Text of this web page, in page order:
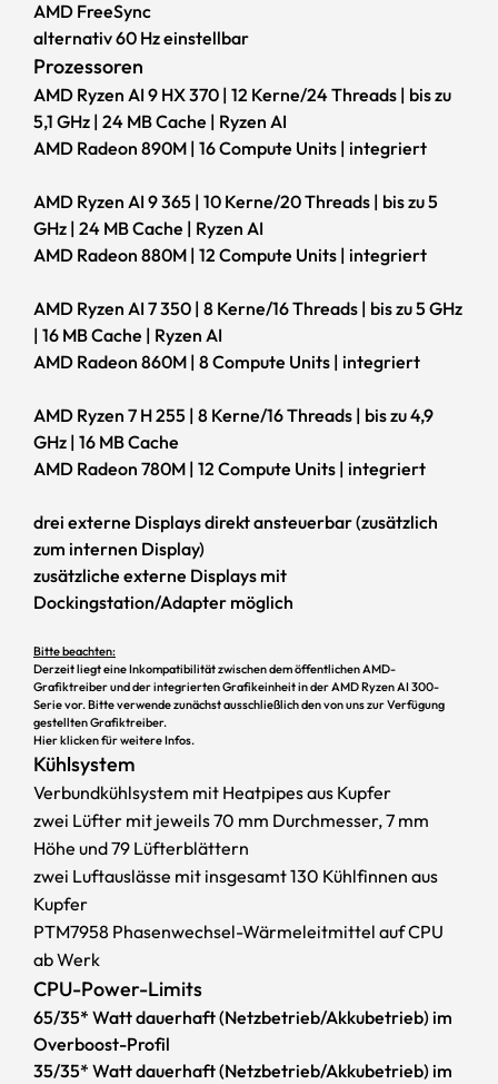
Wärmeleitfähigkeit des Chassis und fungiert ergänzend
zum Dual-Lüfter-Kühlsystem als zusätzlicher, passiver
Kühlkörper für die im Inneren verbaute Hardware.
AMD Krackan und Strix Point
Beeindruckende Leistung und
Effizienz
AMD FreeSync
alternativ 60 Hz einstellbar
Prozessoren
AMD Ryzen AI 9 HX 370 | 12 Kerne/24 Threads | bis zu
5,1 GHz | 24 MB Cache | Ryzen AI
AMD Radeon 890M | 16 Compute Units | integriert
AMD Ryzen AI 9 365 | 10 Kerne/20 Threads | bis zu 5
GHz | 24 MB Cache | Ryzen AI
AMD Radeon 880M | 12 Compute Units | integriert
AMD Ryzen AI 7 350 | 8 Kerne/16 Threads | bis zu 5 GHz
| 16 MB Cache | Ryzen AI
AMD Radeon 860M | 8 Compute Units | integriert
AMD Ryzen 7 H 255 | 8 Kerne/16 Threads | bis zu 4,9
GHz | 16 MB Cache
AMD Radeon 780M | 12 Compute Units | integriert
drei externe Displays direkt ansteuerbar (zusätzlich
zum internen Display)
zusätzliche externe Displays mit
Dockingstation/Adapter möglich
Bitte beachten:
Derzeit liegt eine Inkompatibilität zwischen dem öffentlichen AMD-
Grafiktreiber und der integrierten Grafikeinheit in der AMD Ryzen AI 300-
Serie vor. Bitte verwende zunächst ausschließlich den von uns zur Verfügung
gestellten Grafiktreiber.
Hier klickenfür weitere Infos.
Kühlsystem
Verbundkühlsystem mit Heatpipes aus Kupfer
zwei Lüfter mit jeweils 70 mm Durchmesser, 7 mm
Höhe und 79 Lüfterblättern
zwei Luftauslässe mit insgesamt 130 Kühlfinnen aus
Kupfer
PTM7958 Phasenwechsel-Wärmeleitmittel auf CPU
ab Werk
CPU-Power-Limits
65/35* Watt dauerhaft (Netzbetrieb/Akkubetrieb) im
Overboost-Profil
35/35* Watt dauerhaft (Netzbetrieb/Akkubetrieb) im